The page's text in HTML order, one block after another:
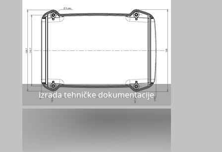
izrada tehničke dokumentacije